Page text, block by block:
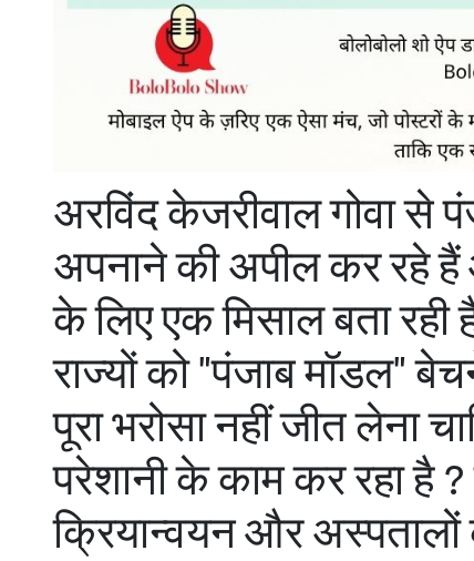
अरविंद केजरीवाल गोवा से
अपनाने की अपील कर रहे हैं
के लिए एक मिसाल बता
राज्यों को "पंजाब मॉडल"
पूरा भरोसा नहीं जीत लेना
परेशानी के काम कर रहा है
क्रियान्वयन और